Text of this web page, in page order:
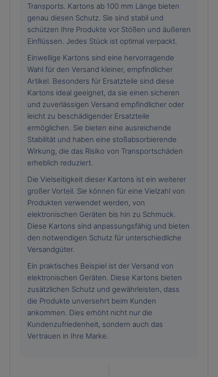
Transports. Kartons ab 100 mm Länge bieten
genau diesen Schutz. Sie sind stabil und
schützen Ihre Produkte vor Stößen und äußeren
Einflüssen. Jedes Stück ist optimal verpackt.
Einwellige Kartons sind eine hervorragende
Wahl für den Versand kleiner, empfindlicher
Artikel. Besonders für Ersatzteile sind diese
Kartons ideal geeignet, da sie einen sicheren
und zuverlässigen Versand empfindlicher oder
leicht zu beschädigender Ersatzteile
ermöglichen. Sie bieten eine ausreichende
Stabilität und haben eine stoßabsorbierende
Wirkung, die das Risiko von Transportschäden
erheblich reduziert.
Die Vielseitigkeit dieser Kartons ist ein weiterer
großer Vorteil. Sie können für eine Vielzahl von
Produkten verwendet werden, von
elektronischen Geräten bis hin zu Schmuck.
Diese Kartons sind anpassungsfähig und bieten
den notwendigen Schutz für unterschiedliche
Versandgüter.
Ein praktisches Beispiel ist der Versand von
elektronischen Geräten. Diese Kartons bieten
zusätzlichen Schutz und gewährleisten, dass
die Produkte unversehrt beim Kunden
ankommen. Dies erhöht nicht nur die
Kundenzufriedenheit, sondern auch das
Vertrauen in Ihre Marke.